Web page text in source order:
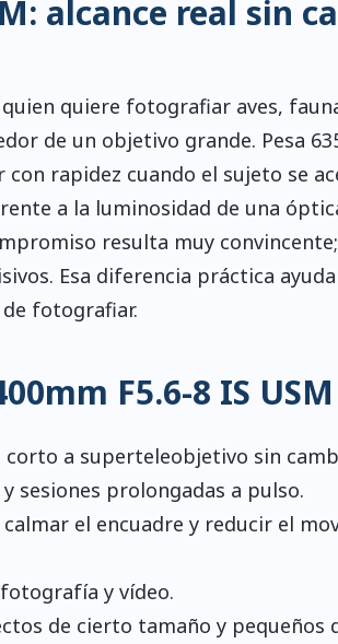
alcance real sin
quien quiere fotografiar aves,
de un objetivo grande. Pesa
rapidez cuando el sujeto se
a la luminosidad de una
resulta muy
Esa diferencia práctica
fotografiar.
F5.6-8 IS USM
corto a superteleobjetivo sin
sesiones prolongadas a pulso.
calmar el encuadre y reducir el
y vídeo.
de cierto tamaño y pequeños